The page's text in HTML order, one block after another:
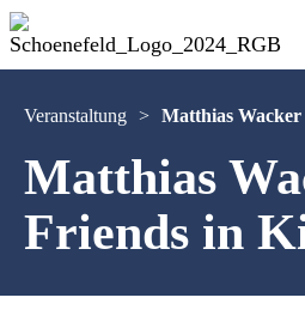
Veranstaltung > Matthias
Matthias
Friends in